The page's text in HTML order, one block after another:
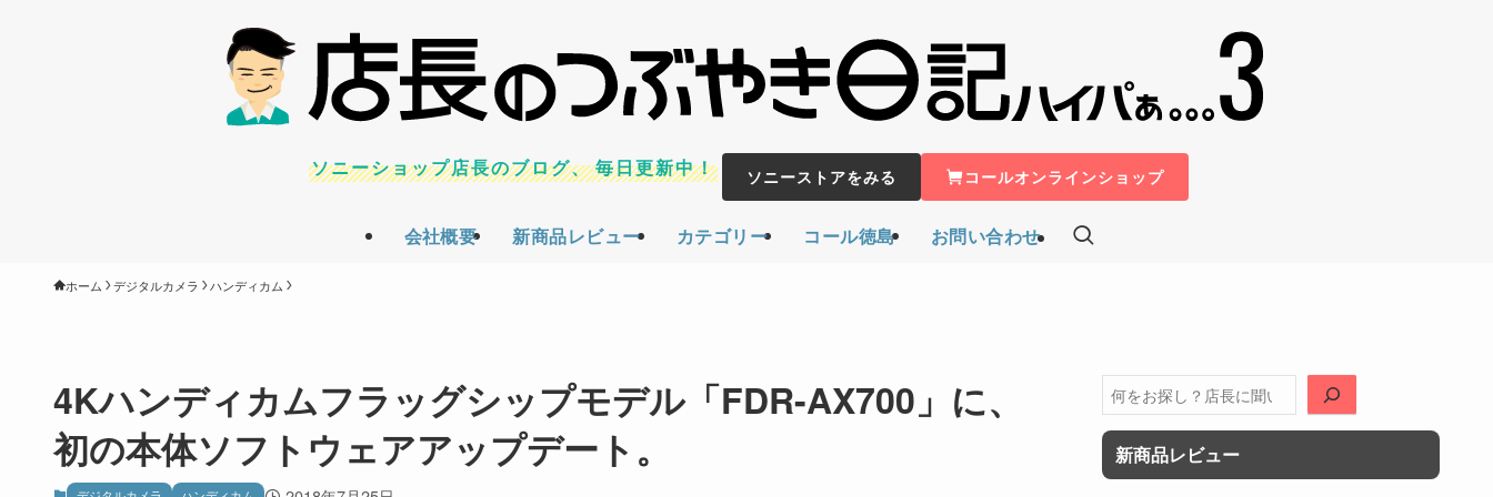
会社概要 新商品レビュー カテゴリー コール徳島 お問い合わせ
ソニーショップ店長のブログ、毎日更新中！ ソニーストアをみる コールオンラインショップ
ホーム デジタルカメラ ハンディカム
4Kハンディカムフラッグシップモデル「FDR-AX700」に、
初の本体ソフトウェアアップデート。
検
索
新商品レビュー